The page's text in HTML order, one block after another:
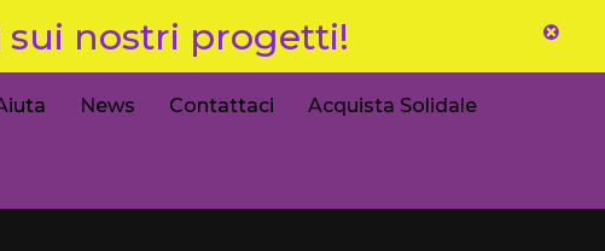
nostri progetti!
News Contattaci Acquista Solidale